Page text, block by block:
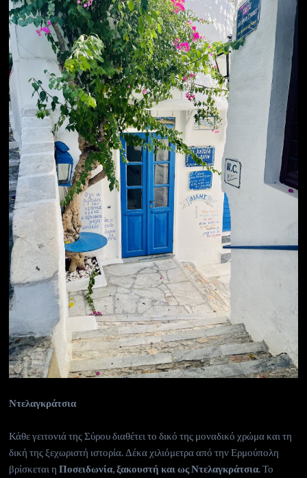
Ντελαγκράτσια
Κάθε γειτονιά της Σύρου διαθέτει το δικό της μοναδικό χρώμα και τη
δική της ξεχωριστή ιστορία. Δέκα χιλιόμετρα από την Ερμούπολη
βρίσκεται ηΠοσειδωνία,ξακουστή και ως Ντελαγκράτσια. Το